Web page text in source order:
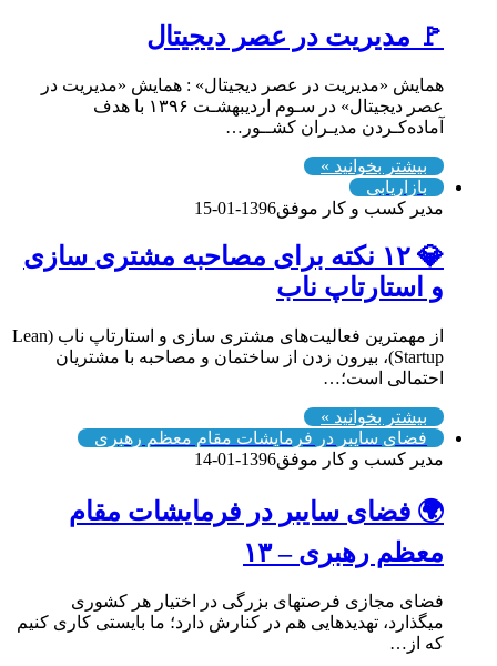
🚩 مدیریت در عصر دیجیتال
همایش «مدیریت در عصر دیجیتال» : همایش «مدیریت در
عصر دیجیتال» در سـوم اردیبهشـت ۱۳۹۶ با هدف
آماده‌کـردن مدیـران کشــور…
بیشتر بخوانید »
بازاریابی
مدیر کسب و کار موفق1396-01-15
💎 ۱۲ نکته برای مصاحبه مشتری سازی
و استارتاپ ناب
از مهمترین فعالیت‌های مشتری سازی و استارتاپ ناب (Lean
Startup)، بیرون زدن از ساختمان و مصاحبه با مشتریان
احتمالی است؛…
بیشتر بخوانید »
فضای سایبر در فرمایشات مقام معظم رهبری
مدیر کسب و کار موفق1396-01-14
🌍 فضای سایبر در فرمایشات مقام
معظم رهبری – ۱۳
فضای مجازی فرصتهای بزرگی در اختیار هر کشوری
میگذارد، تهدیدهایی هم در کنارش دارد؛ ما بایستی کاری کنیم
که از…